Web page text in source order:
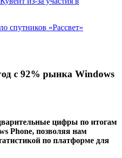
спутников «Рассвет»
с 92% рынка Windows
цифры по итогам
Phone, позволяя нам
по платформе для